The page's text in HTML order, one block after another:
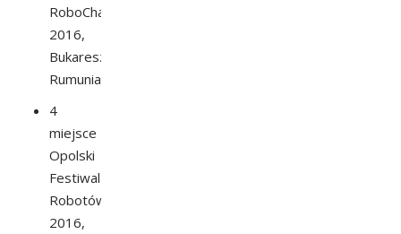
RoboChallenge
2016,
Bukareszt,
Rumunia
4
miejsce
Opolski
Festiwal
Robotów
2016,